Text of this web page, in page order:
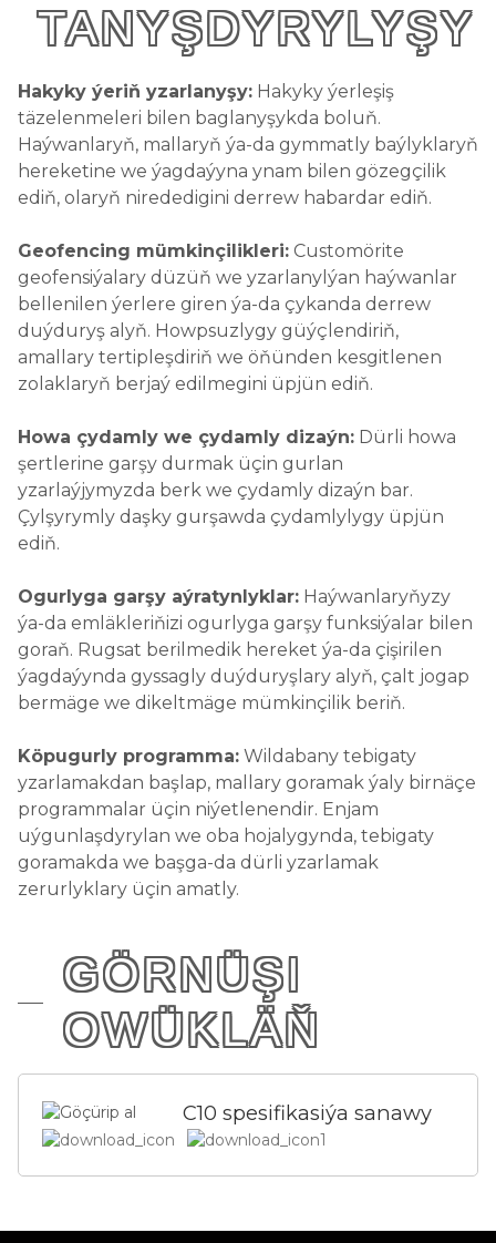
TANYŞDYRYLYŞY
Hakyky ýeriň yzarlanyşy:Hakyky ýerleşiş
täzelenmeleri bilen baglanyşykda boluň.
Haýwanlaryň, mallaryň ýa-da gymmatly baýlyklaryň
hereketine we ýagdaýyna ynam bilen gözegçilik
ediň, olaryň nirededigini derrew habardar ediň.
Geofencing mümkinçilikleri:Customörite
geofensiýalary düzüň we yzarlanylýan haýwanlar
bellenilen ýerlere giren ýa-da çykanda derrew
duýduryş alyň. Howpsuzlygy güýçlendiriň,
amallary tertipleşdiriň we öňünden kesgitlenen
zolaklaryň berjaý edilmegini üpjün ediň.
Howa çydamly we çydamly dizaýn:Dürli howa
şertlerine garşy durmak üçin gurlan
yzarlaýjymyzda berk we çydamly dizaýn bar.
Çylşyrymly daşky gurşawda çydamlylygy üpjün
ediň.
Ogurlyga garşy aýratynlyklar:Haýwanlaryňyzy
ýa-da emläkleriňizi ogurlyga garşy funksiýalar bilen
goraň. Rugsat berilmedik hereket ýa-da çişirilen
ýagdaýynda gyssagly duýduryşlary alyň, çalt jogap
bermäge we dikeltmäge mümkinçilik beriň.
Köpugurly programma:Wildabany tebigaty
yzarlamakdan başlap, mallary goramak ýaly birnäçe
programmalar üçin niýetlenendir. Enjam
uýgunlaşdyrylan we oba hojalygynda, tebigaty
goramakda we başga-da dürli yzarlamak
zerurlyklary üçin amatly.
GÖRNÜŞI
OWÜKLÄŇ
C10 spesifikasiýa sanawy